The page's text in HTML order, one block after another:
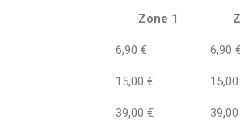
Zone 1
6,90 € 6,90
15,00 €
39,00 €